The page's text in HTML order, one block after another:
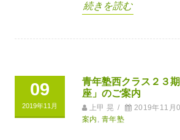
続きを読む
09
2019年11月
青年塾西クラス２３
座」のご案内
上甲 晃 / 2019年11月
案内
青年塾